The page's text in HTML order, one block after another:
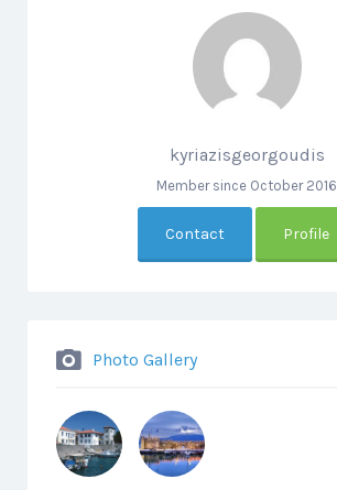
kyriazisgeorgoudis
Member since October 2016
Contact Profile
Photo Gallery